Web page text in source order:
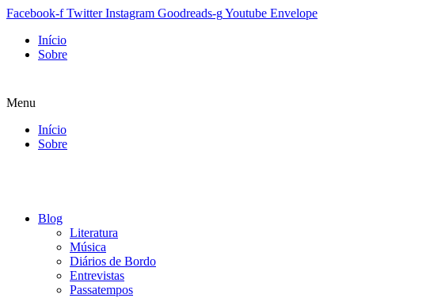
Facebook-f Twitter Instagram Goodreads-gYoutube Envelope
Início
Sobre
Menu
Início
Sobre
Blog
Literatura
Música
Diários de Bordo
Entrevistas
Passatempos